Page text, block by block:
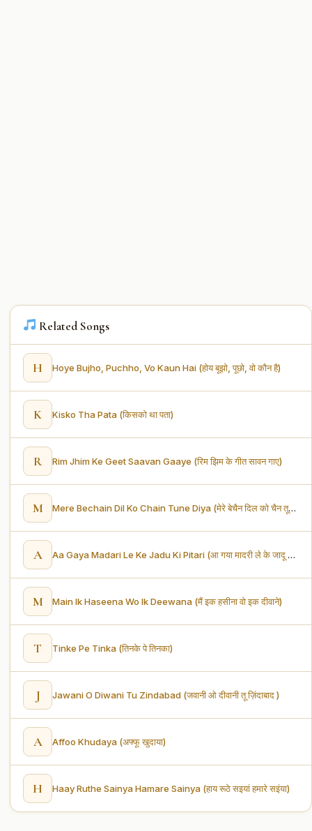
Related Songs
H Hoye Bujho, Puchho, Vo Kaun Hai (होय बूझो, पूछो, वो कौन है)
K Kisko Tha Pata (किसको था पता)
R Rim Jhim Ke Geet Saavan Gaaye (रिम झिम के गीत सावन गाए)
M Mere Bechain Dil Ko Chain Tune Diya (मेरे बेचैन दिल को चैन तूने दिया)
A Aa Gaya Madari Le Ke Jadu Ki Pitari (आ गया मादरी ले के जादू की पिटारी)
M Main Ik Haseena Wo Ik Deewana (मैं इक हसीना वो इक दीवाने)
T Tinke Pe Tinka (तिनके पे तिनका)
J Jawani O Diwani Tu Zindabad (जवानी ओ दीवानी तू ज़िंदाबाद )
A Affoo Khudaya (अफ्फू खुदाया)
H Haay Ruthe Sainya Hamare Sainya (हाय रूठे सइयां हमारे सइंया)